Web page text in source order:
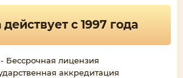
с 1997 года
- Бессрочная лицензия
аккредитация